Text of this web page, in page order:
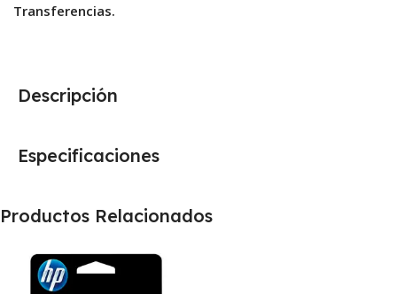
Transferencias.
Descripción
Especificaciones
Productos Relacionados